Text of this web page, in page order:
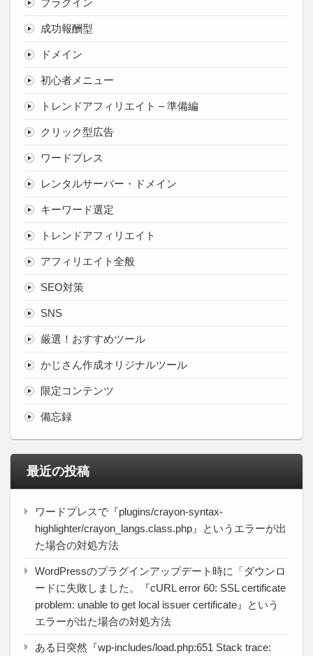
プラグイン
成功報酬型
ドメイン
初心者メニュー
トレンドアフィリエイト – 準備編
クリック型広告
ワードプレス
レンタルサーバー・ドメイン
キーワード選定
トレンドアフィリエイト
アフィリエイト全般
SEO対策
SNS
厳選！おすすめツール
かじさん作成オリジナルツール
限定コンテンツ
備忘録
最近の投稿
ワードプレスで『plugins/crayon-syntax-
highlighter/crayon_langs.class.php』というエラーが出
た場合の対処方法
WordPressのプラグインアップデート時に「ダウンロ
ードに失敗しました。『cURL error 60: SSL certificate
problem: unable to get local issuer certificate』という
エラーが出た場合の対処方法
ある日突然『wp-includes/load.php:651 Stack trace: